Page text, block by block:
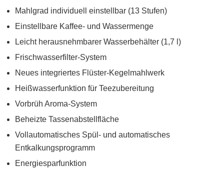
Mahlgrad individuell einstellbar (13 Stufen)
Einstellbare Kaffee- und Wassermenge
Leicht herausnehmbarer Wasserbehälter (1,7 l)
Frischwasserfilter-System
Neues integriertes Flüster-Kegelmahlwerk
Heißwasserfunktion für Teezubereitung
Vorbrüh Aroma-System
Beheizte Tassenabstellfläche
Vollautomatisches Spül- und automatisches
Entkalkungsprogramm
Energiesparfunktion